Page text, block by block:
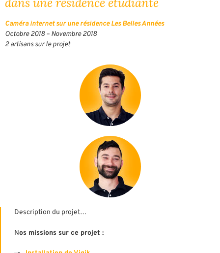
Caméra internet sur une résidence Les Belles Années
Octobre 2018 – Novembre 2018
2 artisans sur le projet
Description du projet…
Nos missions sur ce projet :